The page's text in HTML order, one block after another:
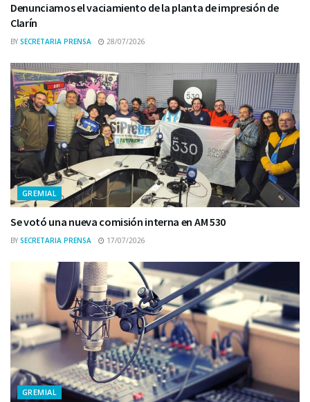
Denunciamos el vaciamiento de la planta de impresión de
Clarín
BY SECRETARIA PRENSA 28/07/2026
GREMIAL
Se votó una nueva comisión interna en AM 530
BY SECRETARIA PRENSA 17/07/2026
GREMIAL